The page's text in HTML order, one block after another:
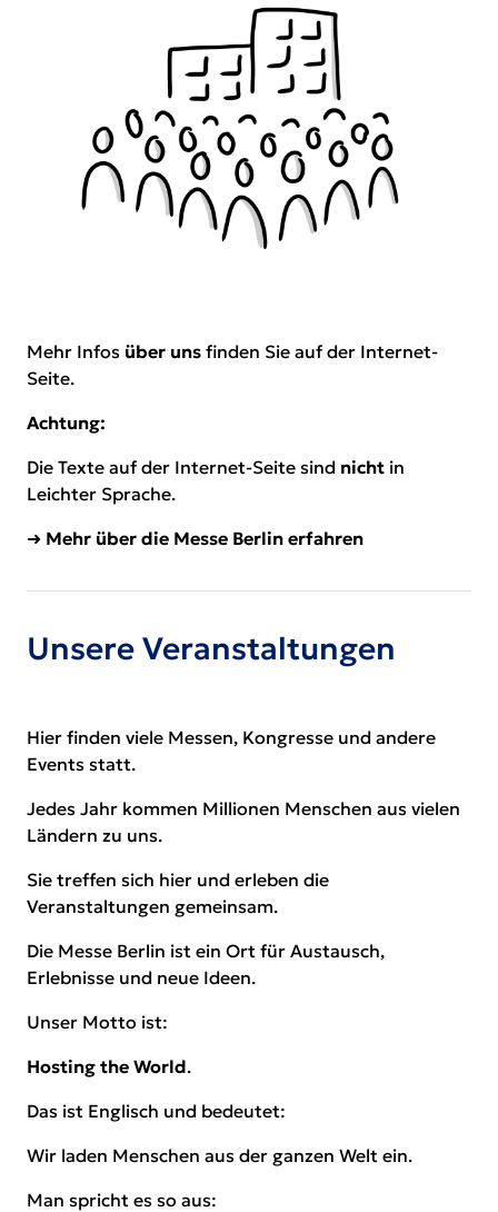
Mehr Infos über uns finden Sie auf der Internet-
Seite.
Achtung:
Die Texte auf der Internet-Seite sind nicht in
Leichter Sprache.
➜ Mehr über die Messe Berlin erfahren
Unsere Veranstaltungen
Hier finden viele Messen, Kongresse und andere
Events statt.
Jedes Jahr kommen Millionen Menschen aus vielen
Ländern zu uns.
Sie treffen sich hier und erleben die
Veranstaltungen gemeinsam.
Die Messe Berlin ist ein Ort für Austausch,
Erlebnisse und neue Ideen.
Unser Motto ist:
Hosting the World.
Das ist Englisch und bedeutet:
Wir laden Menschen aus der ganzen Welt ein.
Man spricht es so aus: